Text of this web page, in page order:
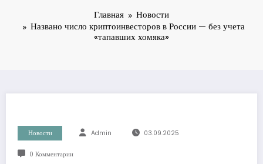
Главная
Новости
Названо число криптоинвесторов в России — без учета
«тапавших хомяка»
Новости Admin 03.09.2025
0 Комментарии